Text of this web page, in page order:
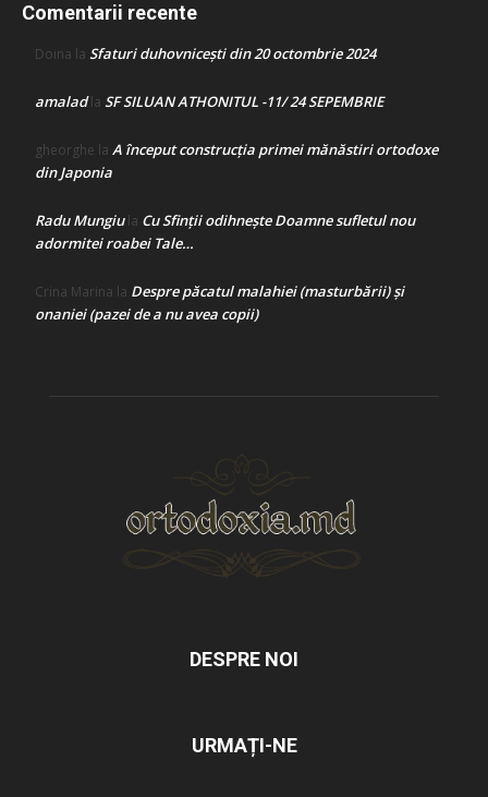
Comentarii recente
Doina la Sfaturi duhovnicești din 20 octombrie 2024
amaladla SF SILUAN ATHONITUL -11/ 24 SEPEMBRIE
gheorghe la A început construcţia primei mănăstiri ortodoxe
din Japonia
Radu Mungiula Cu Sfinții odihnește Doamne sufletul nou
adormitei roabei Tale…
Crina Marina la Despre păcatul malahiei (masturbării) şi
onaniei (pazei de a nu avea copii)
DESPRE NOI
URMAȚI-NE